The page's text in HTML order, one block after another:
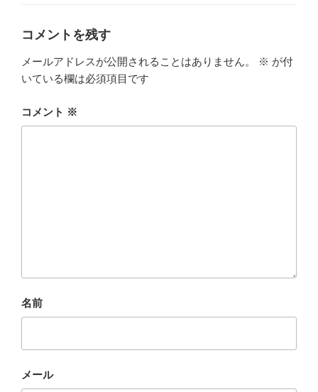
コメントを残す
メールアドレスが公開されることはありません。 ※ が付
いている欄は必須項目です
コメント ※
名前
メール